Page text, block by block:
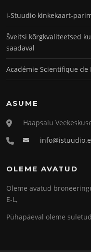
i-Stuudio kinkekaart-
Šveitsi kõrgkvaliteetsed
saadaval
Académie Scientifique de
ASUME
Haapsalu
OLEME AVATUD
Oleme avatud
E-L,
Pühapäeval oleme